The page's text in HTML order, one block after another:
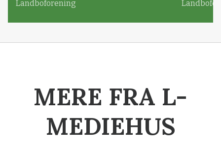
Landboforening
MERE FRA L-
MEDIEHUS